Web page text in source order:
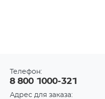
Телефон:
8 800 1000-321
Адрес для заказа: